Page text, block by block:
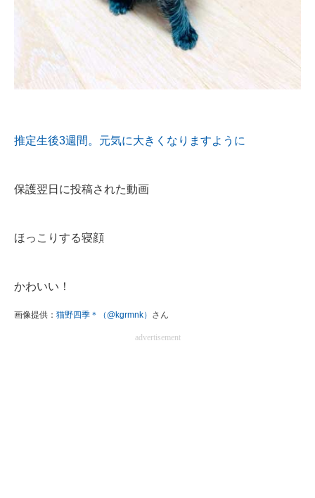
推定生後3週間。元気に大きくなりますように
保護翌日に投稿された動画
ほっこりする寝顔
かわいい！
画像提供： 猫野四季＊（@kgrmnk） さん
advertisement